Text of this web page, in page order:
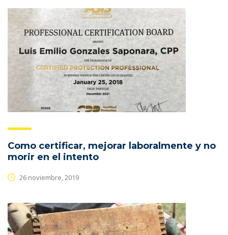
Como certificar, mejorar laboralmente y no
morir en el intento
26 noviembre, 2019